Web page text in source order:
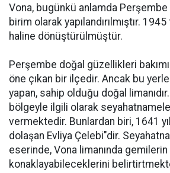
Vona, bugünkü anlamda
birim olarak yapılandırılmıştır.
haline dönüştürülmüştür.
Perşembe doğal güzellikleri
öne çıkan bir ilçedir. Ancak bu
yapan, sahip olduğu doğal
bölgeyle ilgili olarak
vermektedir. Bunlardan biri, 1641
dolaşan Evliya Çelebi"dir.
eserinde, Vona limanında
konaklayabileceklerini